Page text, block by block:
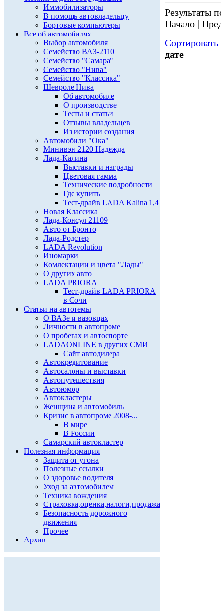
Иммобилизаторы
В помощь автовладельцу
Бортовые компьютеры
Все об автомобилях
Выбор автомобиля
Семейство ВАЗ-2110
Семейство "Самара"
Семейство "Нива"
Семейство "Классика"
Шевроле Нива
Об автомобиле
О производстве
Тесты и статьи
Отзывы владельцев
Из истории создания
Автомобили "Ока"
Минивэн 2120 Надежда
Лада-Калина
Выставки и награды
Цветовая гамма
Технические подробности
Где купить
Тест-драйв LADA Kalina 1,4
Новая Классика
Лада-Консул 21109
Авто от Бронто
Лада-Родстер
LADA Revolution
Иномарки
Комлектации и цвета "Лады"
О других авто
LADA PRIORA
Тест-драйв LADA PRIORA
в Сочи
Статьи на автотемы
О ВАЗе и вазовцах
Личности в автопроме
О пробегах и автоспорте
LADAONLINE в других СМИ
Сайт автодилера
Автокредитование
Автосалоны и выставки
Автопутешествия
Автоюмор
Автокластеры
Женщина и автомобиль
Кризис в автопроме 2008-...
В мире
В России
Самарский автокластер
Полезная информация
Защита от угона
Полезные ссылки
О здоровье водителя
Уход за автомобилем
Техника вождения
Страховка,оценка,налоги,продажа
Безопасность дорожного
движения
Прочее
Архив
Результаты
Начало |
дате